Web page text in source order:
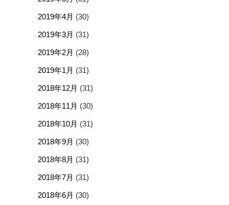
2019年4月 (30)
2019年3月 (31)
2019年2月 (28)
2019年1月 (31)
2018年12月 (31)
2018年11月 (30)
2018年10月 (31)
2018年9月 (30)
2018年8月 (31)
2018年7月 (31)
2018年6月 (30)